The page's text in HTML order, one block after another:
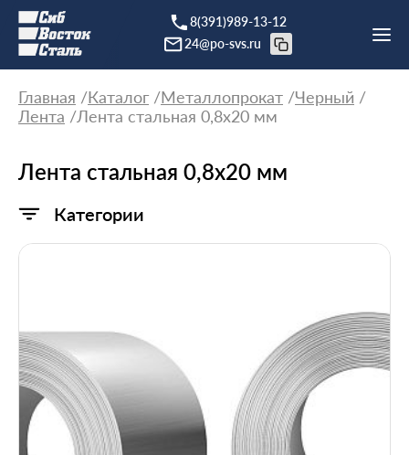
8(391)989-13-12
24@po-svs.ru
Главная Каталог Металлопрокат
Черный
Лента
Лента стальная 0,8х20 мм
Лента стальная 0,8х20 мм
Категории